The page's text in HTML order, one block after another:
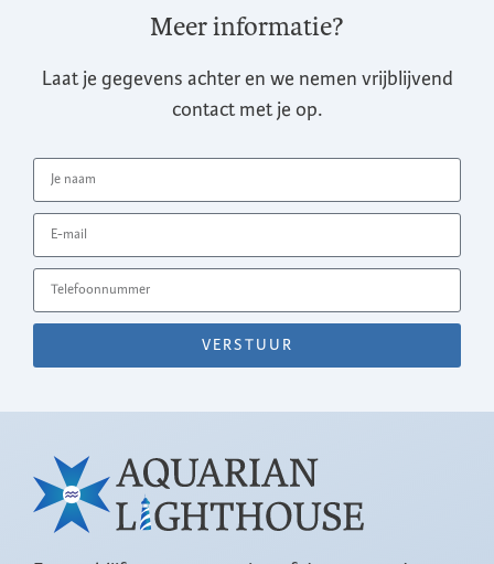
Meer informatie?
Laat je gegevens achter en we nemen vrijblijvend
contact met je op.
VERSTUUR